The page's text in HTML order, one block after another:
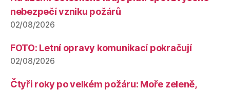
nebezpečí vzniku požárů
02/08/2026
FOTO: Letní opravy komunikací pokračují
02/08/2026
Čtyři roky po velkém požáru: Moře zeleně,